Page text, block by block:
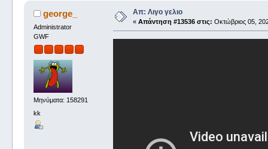
george_
Administrator
GWF
Μηνύματα: 158291
kk
Απ: Λιγο γελιο
« Απάντηση #13536 στις: Οκτώβριος 05,